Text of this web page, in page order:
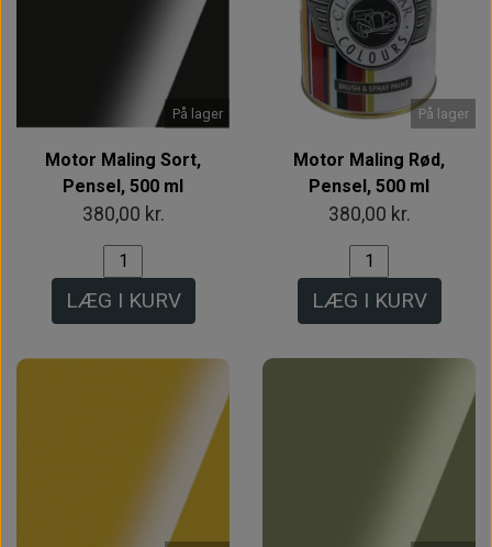
På lager
Motor Maling Sort,
Pensel, 500 ml
380,00 kr.
LÆG I KURV
På lager
Motor Maling Rød,
Pensel, 500 ml
380,00 kr.
LÆG I KURV